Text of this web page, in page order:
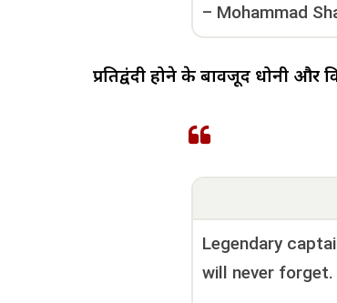
– Mohammad
प्रतिद्वंदी होने के बावजूद धोनी और
Legendary
will never forget.